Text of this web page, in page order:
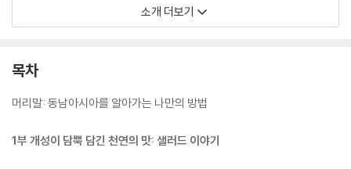
유롭게 드나들던 지역에 유럽 문화까지 더해지니 하나의 문명이나 구조로
이해하기가 어려워졌다. 매혹적이지만 복잡하고 낯선 동남아시아의 역사
의 음식을 배우고 먹는 것이 곧 그곳의 역사와 문화를 알아 가는 과정이라
주변의 소중한 사람들과 나누었던 경험, 그리고 그 음식을 둘러싼 역사적·
소개 더보기
목차
머리말: 동남아시아를 알아가는 나만의 방법
1부 개성이 담뿍 담긴 천연의 맛: 샐러드 이야기